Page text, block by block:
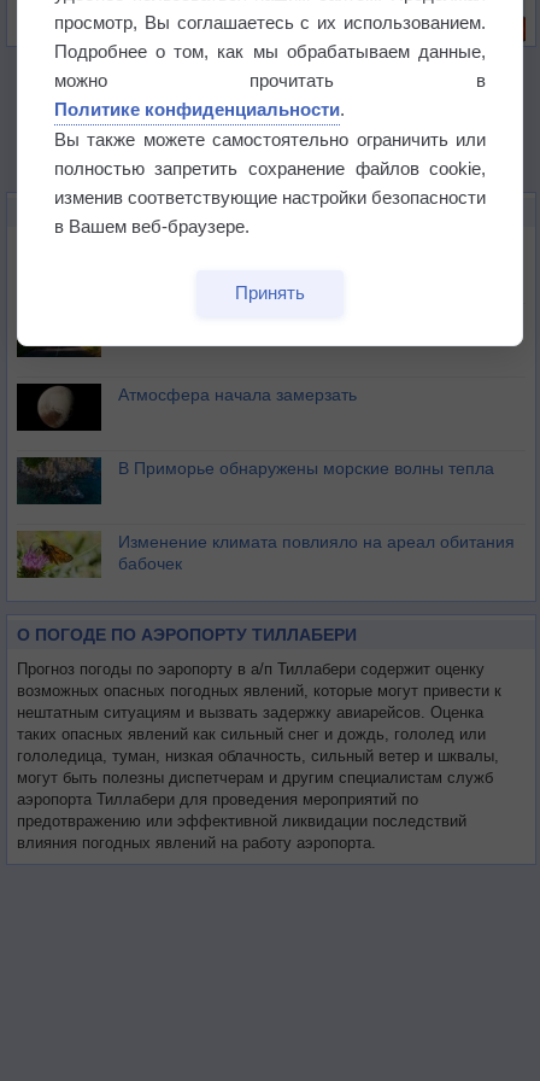
Риск задержек вылетов по метеоусловиям
Атмосфера начала замерзать
В Приморье обнаружены морские волны тепла
Изменение климата повлияло на ареал обитания
бабочек
О ПОГОДЕ ПО АЭРОПОРТУ ТИЛЛАБЕРИ
Прогноз погоды по эаропорту в а/п Тиллабери содержит оценку
возможных опасных погодных явлений, которые могут привести к
нештатным ситуациям и вызвать задержку авиарейсов. Оценка
таких опасных явлений как сильный снег и дождь, гололед или
гололедица, туман, низкая облачность, сильный ветер и шквалы,
могут быть полезны диспетчерам и другим специалистам служб
аэропорта Тиллабери для проведения мероприятий по
предотвражению или эффективной ликвидации последствий
влияния погодных явлений на работу аэропорта.
просмотр, Вы соглашаетесь с их использованием.
Подробнее о том, как мы обрабатываем данные,
можно прочитать в
Политике конфиденциальности.
Вы также можете самостоятельно ограничить или
полностью запретить сохранение файлов cookie,
изменив соответствующие настройки безопасности
в Вашем веб-браузере.
Принять